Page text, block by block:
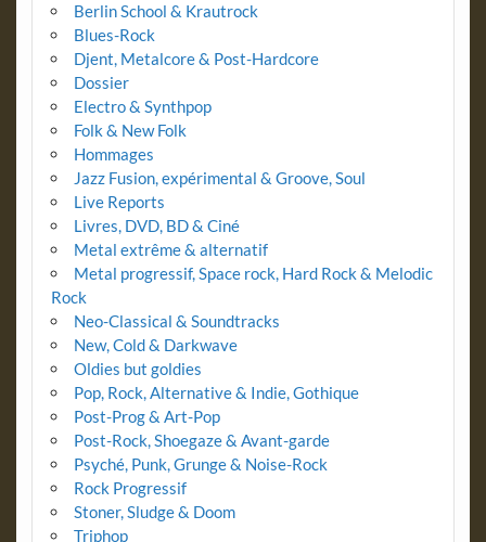
Berlin School & Krautrock
Blues-Rock
Djent, Metalcore & Post-Hardcore
Dossier
Electro & Synthpop
Folk & New Folk
Hommages
Jazz Fusion, expérimental & Groove, Soul
Live Reports
Livres, DVD, BD & Ciné
Metal extrême & alternatif
Metal progressif, Space rock, Hard Rock & Melodic
Rock
Neo-Classical & Soundtracks
New, Cold & Darkwave
Oldies but goldies
Pop, Rock, Alternative & Indie, Gothique
Post-Prog & Art-Pop
Post-Rock, Shoegaze & Avant-garde
Psyché, Punk, Grunge & Noise-Rock
Rock Progressif
Stoner, Sludge & Doom
Triphop